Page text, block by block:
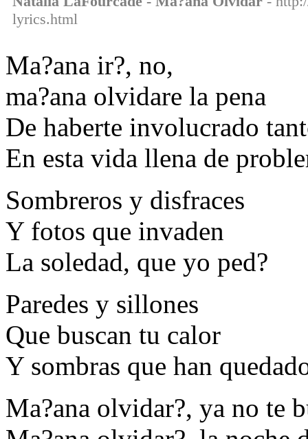
lyrics.html
Ma?ana ir?, no,
ma?ana olvidare la pena
De haberte involucrado
En esta vida llena de
Sombreros y disfraces
Y fotos que invaden
La soledad, que yo ped?
Paredes y sillones
Que buscan tu calor
Y sombras que han
Ma?ana olvidar?, ya no te